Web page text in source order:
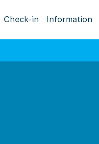
Check-in Information